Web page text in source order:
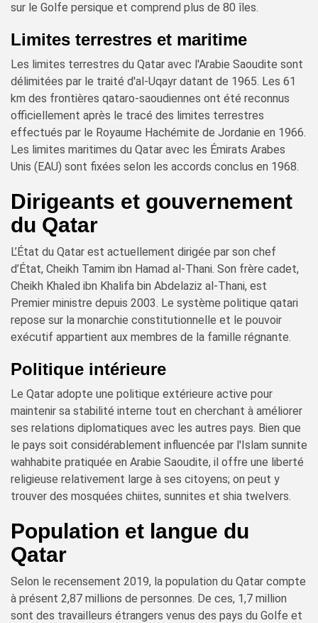
sur le Golfe persique et comprend plus de 80 îles.
Limites terrestres et maritime
Les limites terrestres du Qatar avec l'Arabie Saoudite sont
délimitées par le traité d'al-Uqayr datant de 1965. Les 61
km des frontières qataro-saoudiennes ont été reconnus
officiellement après le tracé des limites terrestres
effectués par le Royaume Hachémite de Jordanie en 1966.
Les limites maritimes du Qatar avec les Émirats Arabes
Unis (EAU) sont fixées selon les accords conclus en 1968.
Dirigeants et gouvernement
du Qatar
L’État du Qatar est actuellement dirigée par son chef
d’État, Cheikh Tamim ibn Hamad al-Thani. Son frère cadet,
Cheikh Khaled ibn Khalifa bin Abdelaziz al-Thani, est
Premier ministre depuis 2003. Le système politique qatari
repose sur la monarchie constitutionnelle et le pouvoir
exécutif appartient aux membres de la famille régnante.
Politique intérieure
Le Qatar adopte une politique extérieure active pour
maintenir sa stabilité interne tout en cherchant à améliorer
ses relations diplomatiques avec les autres pays. Bien que
le pays soit considérablement influencée par l'Islam sunnite
wahhabite pratiquée en Arabie Saoudite, il offre une liberté
religieuse relativement large à ses citoyens; on peut y
trouver des mosquées chiites, sunnites et shia twelvers.
Population et langue du
Qatar
Selon le recensement 2019, la population du Qatar compte
à présent 2,87 millions de personnes. De ces, 1,7 million
sont des travailleurs étrangers venus des pays du Golfe et